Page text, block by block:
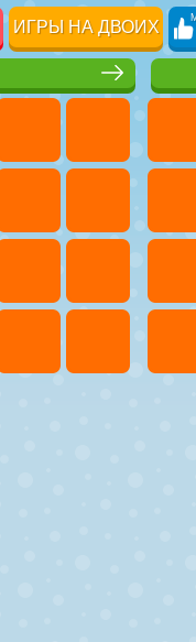
ИГРЫ НА ДВОИХ